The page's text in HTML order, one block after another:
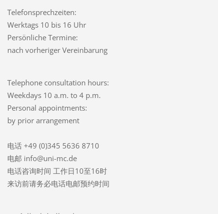
Telefonsprechzeiten:
Werktags 10 bis 16 Uhr
Persönliche Termine:
nach vorheriger Vereinbarung
Telephone consultation hours:
Weekdays 10 a.m. to 4 p.m.
Personal appointments:
by prior arrangement
电话 +49 (0)345 5636 8710
电邮 info@uni-mc.de
电话咨询时间 工作日10至16时
来访前请务必电话电邮预约时间